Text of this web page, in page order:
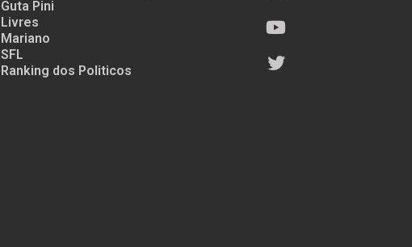
Guta Pini
Livres
Mariano
SFL
Ranking dos Politicos